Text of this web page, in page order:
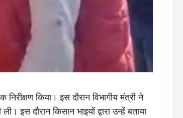
किया। इस दौरान विभागीय मंत्री ने
इस दौरान किसान भाइयों द्वारा उन्हें बताया